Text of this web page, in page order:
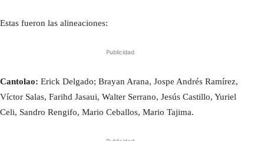
Estas fueron las alineaciones:
Publicidad
Cantolao: Erick Delgado; Brayan Arana, Jospe Andrés Ramírez,
Víctor Salas, Farihd Jasaui, Walter Serrano, Jesús Castillo, Yuriel
Celi, Sandro Rengifo, Mario Ceballos, Mario Tajima.